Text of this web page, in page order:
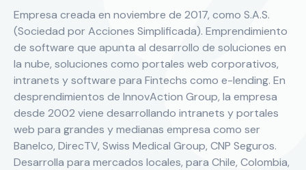
Empresa creada en noviembre de 2017, como S.A.S.
(Sociedad por Acciones Simplificada). Emprendimiento
de software que apunta al desarrollo de soluciones en
la nube, soluciones como portales web corporativos,
intranets y software para Fintechs como e-lending. En
desprendimientos de InnovAction Group, la empresa
desde 2002 viene desarrollando intranets y portales
web para grandes y medianas empresa como ser
Banelco, DirecTV, Swiss Medical Group, CNP Seguros.
Desarrolla para mercados locales, para Chile, Colombia,